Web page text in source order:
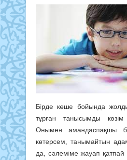
Бірде көше бойында
тұрған танысымды
Онымен амандаспақшы
көтерсем, танымайтын
да, сәлеміме жауап